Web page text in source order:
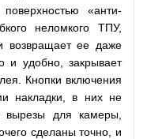
«анти-
неломкого ТПУ,
возвращает ее даже
и удобно, закрывает
Кнопки включения
накладки, в них не
вырезы для камеры,
сделаны точно, и